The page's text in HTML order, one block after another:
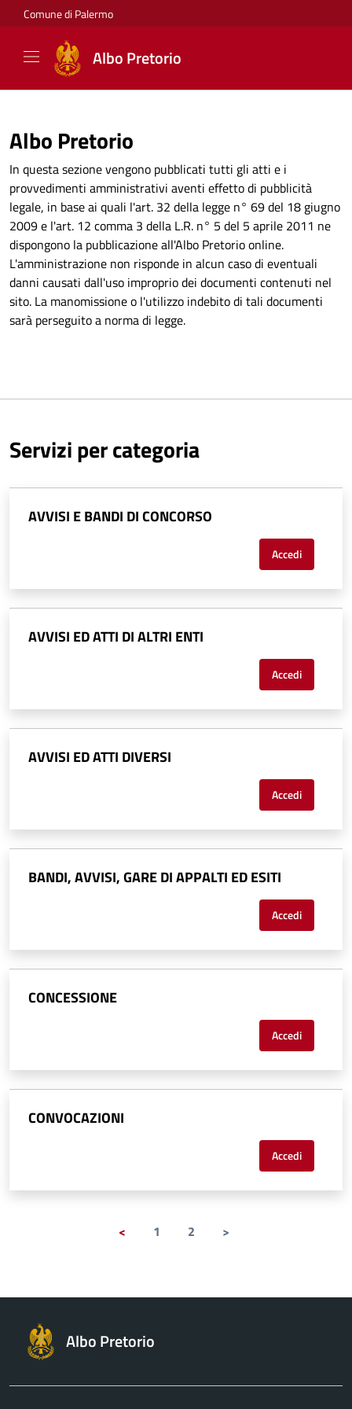
Comune di Palermo
Albo Pretorio
Albo Pretorio
In questa sezione vengono pubblicati tutti gli atti e i
provvedimenti amministrativi aventi effetto di pubblicità
legale, in base ai quali l'art. 32 della legge n° 69 del 18 giugno
2009 e l'art. 12 comma 3 della L.R. n° 5 del 5 aprile 2011 ne
dispongono la pubblicazione all'Albo Pretorio online.
L'amministrazione non risponde in alcun caso di eventuali
danni causati dall'uso improprio dei documenti contenuti nel
sito. La manomissione o l'utilizzo indebito di tali documenti
sarà perseguito a norma di legge.
Servizi per categoria
AVVISI E BANDI DI CONCORSO
Accedi
AVVISI ED ATTI DI ALTRI ENTI
Accedi
AVVISI ED ATTI DIVERSI
Accedi
BANDI, AVVISI, GARE DI APPALTI ED ESITI
Accedi
CONCESSIONE
Accedi
CONVOCAZIONI
Accedi
< 1 2 >
Albo Pretorio